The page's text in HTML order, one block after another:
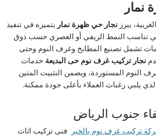
نمار
يبرزنجار حي ظهرة نمار بتميزه في تنفيذ
تناسب النمط الريفي أو العصري حسب ذوق
تشمل تصنيع المطابخ وغرف النوم وحتى
نجار تركيب غرف نوم حى البديعة خدمات
النوم المستوردة، ويضمن التثبيت المتين
يلبي رغبات العملاء بأعلى جودة ممكنة.
جنوب الرياض
تركيب غرف نوم بالخبر
فنى تركيب اثاث